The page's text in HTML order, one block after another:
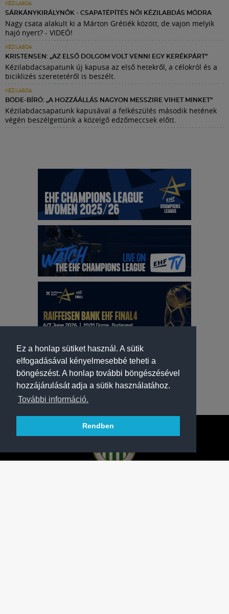
Ez a honlap sütiket használ. A sütik
elfogadásával kényelmesebbé teheti a
böngészést. A honlap további böngészésével
hozzájárulását adja a sütik használatához.
További információ.
Rendben
KÉZILABDA
SÁRKÁNYKIRÁLYNŐK - CSAPATÉPÍTÉS NŐI KÉZILABDÁS MÓDRA
Nagy csata alakult ki a Márton Grétiék között, de vajon melyik
hajó nyert? - VIDEÓ!
KÉZILABDA
KRISTENSEN: „AZ ELSŐ DOLGOM VOLT VENNI EGY KERÉKPÁRT”
Kézilabdacsapatunk új kapusa az első hetekről, a célokról és a
biciklizés szeretetéről is beszélt.
KÉZILABDA
BÖDE-BÍRÓ: „A HOZZÁÁLLÁS NAGYON MESSZIRE VIHET MINKET”
Kézilabdacsapatunk kapusával a felkészülés második hetének
végén beszélgettünk a közelgő edzőmeccsek előtt.